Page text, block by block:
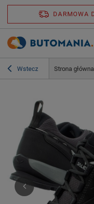
DARMOWA
Wstecz Strona główna